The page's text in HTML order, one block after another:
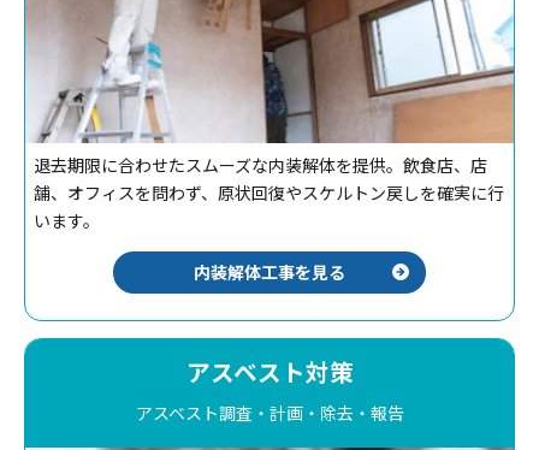
退去期限に合わせたスムーズな内装解体を提供。飲食店、店
舗、オフィスを問わず、原状回復やスケルトン戻しを確実に行
います。
内装解体工事を見る
アスベスト対策
アスベスト調査・計画・除去・報告